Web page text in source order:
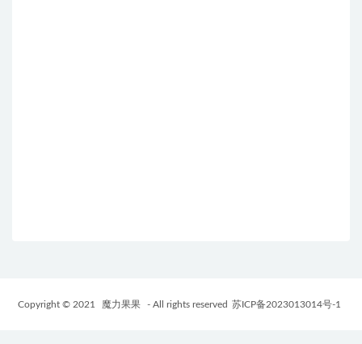
Copyright © 2021 魔力果果 - All rights reserved 苏ICP备2023013014号-1